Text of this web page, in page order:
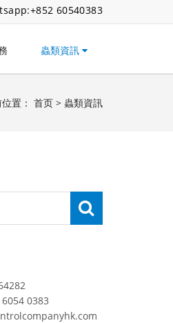
60540383
蟲類資訊
置： 首页 > 蟲類資訊
0383